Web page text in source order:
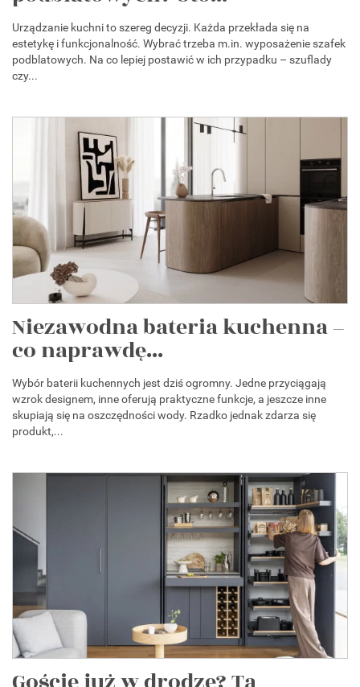
Urządzanie kuchni to szereg decyzji. Każda przekłada się na
estetykę i funkcjonalność. Wybrać trzeba m.in. wyposażenie szafek
podblatowych. Na co lepiej postawić w ich przypadku – szuflady
czy...
Niezawodna bateria kuchenna –
co naprawdę...
Wybór baterii kuchennych jest dziś ogromny. Jedne przyciągają
wzrok designem, inne oferują praktyczne funkcje, a jeszcze inne
skupiają się na oszczędności wody. Rzadko jednak zdarza się
produkt,...